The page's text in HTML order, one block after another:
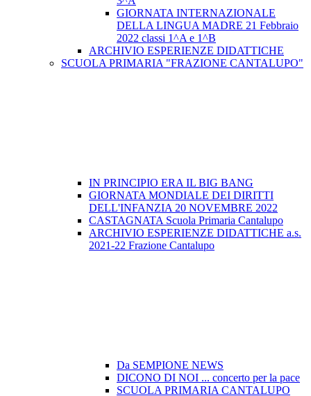
GIORNATA INTERNAZIONALE
DELLA LINGUA MADRE 21 Febbraio
2022 classi 1^A e 1^B
ARCHIVIO ESPERIENZE DIDATTICHE
SCUOLA PRIMARIA "FRAZIONE CANTALUPO"
IN PRINCIPIO ERA IL BIG BANG
GIORNATA MONDIALE DEI DIRITTI
DELL'INFANZIA 20 NOVEMBRE 2022
CASTAGNATA Scuola Primaria Cantalupo
ARCHIVIO ESPERIENZE DIDATTICHE a.s.
2021-22 Frazione Cantalupo
Da SEMPIONE NEWS
DICONO DI NOI ... concerto per la pace
SCUOLA PRIMARIA CANTALUPO